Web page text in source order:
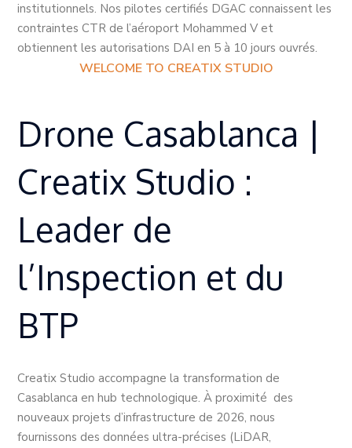
institutionnels. Nos pilotes certifiés DGAC connaissent les
contraintes CTR de l’aéroport Mohammed V et
obtiennent les autorisations DAI en 5 à 10 jours ouvrés.
WELCOME TO CREATIX STUDIO
Drone Casablanca |
Creatix Studio :
Leader de
l’Inspection et du
BTP
Creatix Studio accompagne la transformation de
Casablanca en hub technologique. À proximité des
nouveaux projets d’infrastructure de 2026, nous
fournissons des données ultra-précises (LiDAR,